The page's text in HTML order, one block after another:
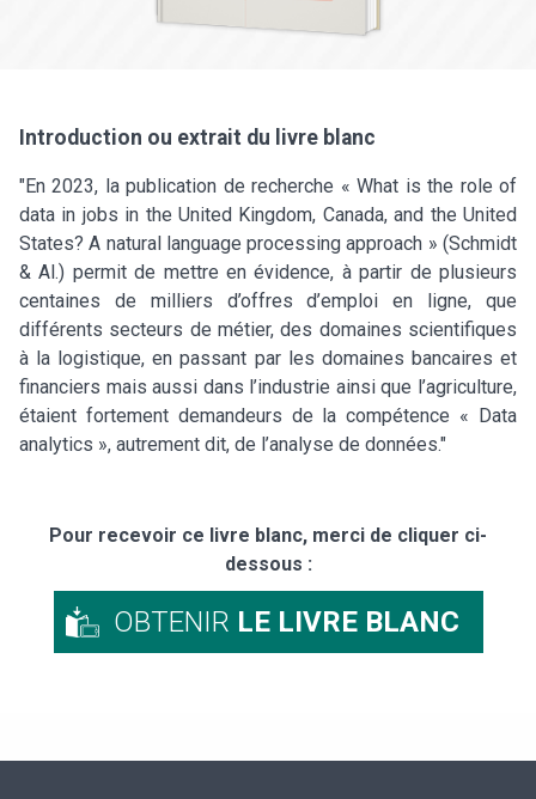
Introduction ou extrait du livre blanc
"En 2023, la publication de recherche « What is the role of
data in jobs in the United Kingdom, Canada, and the United
States? A natural language processing approach » (Schmidt
& Al.) permit de mettre en évidence, à partir de plusieurs
centaines de milliers d’offres d’emploi en ligne, que
différents secteurs de métier, des domaines scientifiques
à la logistique, en passant par les domaines bancaires et
financiers mais aussi dans l’industrie ainsi que l’agriculture,
étaient fortement demandeurs de la compétence « Data
analytics », autrement dit, de l’analyse de données."
Pour recevoir ce livre blanc, merci de cliquer ci-
dessous :
OBTENIR LE LIVRE BLANC